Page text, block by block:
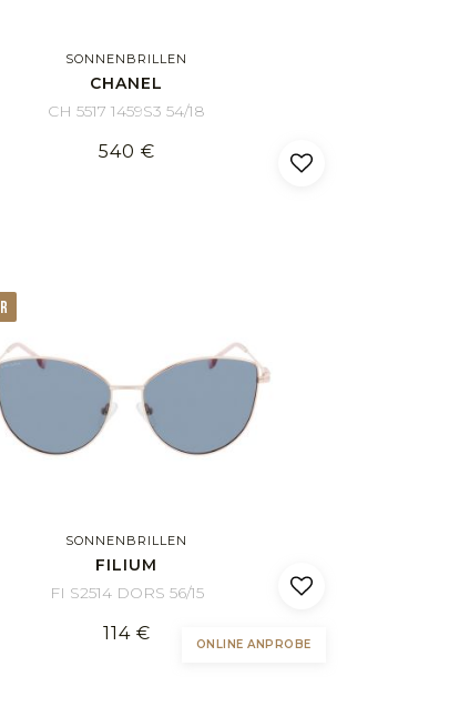
SONNENBRILLEN
CHANEL
CH 5517 1459S3 54/18
540 €
SONNENBRILLEN
FILIUM
FI S2514 DORS 56/15
114 €
ONLINE ANPROBE